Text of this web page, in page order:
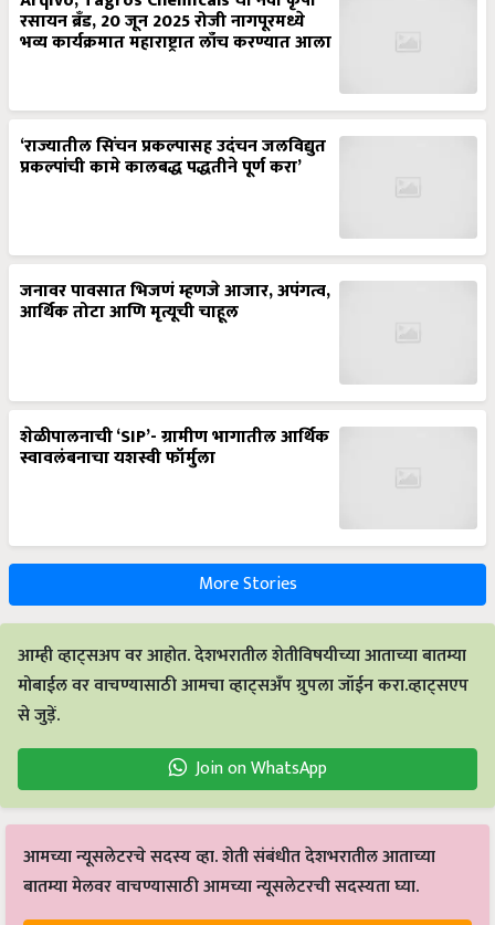
रसायन ब्रँड, 20 जून 2025 रोजी नागपूरमध्ये
भव्य कार्यक्रमात महाराष्ट्रात लाँच करण्यात आला
‘राज्यातील सिंचन प्रकल्पासह उदंचन जलविद्युत
प्रकल्पांची कामे कालबद्ध पद्धतीने पूर्ण करा’
जनावर पावसात भिजणं म्हणजे आजार, अपंगत्व,
आर्थिक तोटा आणि मृत्यूची चाहूल
शेळीपालनाची ‘SIP’- ग्रामीण भागातील आर्थिक
स्वावलंबनाचा यशस्वी फॉर्मुला
More Stories
आम्ही व्हाट्सअप वर आहोत. देशभरातील शेतीविषयीच्या आताच्या बातम्या
मोबाईल वर वाचण्यासाठी आमचा व्हाट्सअँप ग्रुपला जॉईन करा.व्हाट्सएप
से जुड़ें.
Join on WhatsApp
आमच्या न्यूसलेटरचे सदस्य व्हा. शेती संबंधीत देशभरातील आताच्या
बातम्या मेलवर वाचण्यासाठी आमच्या न्यूसलेटरची सदस्यता घ्या.